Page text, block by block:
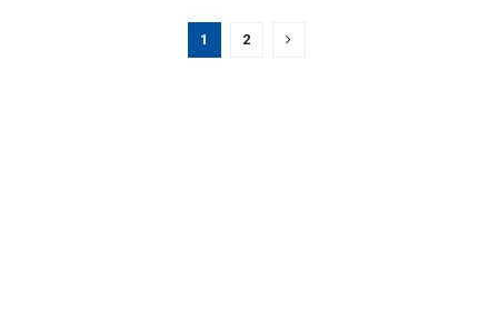
1 2